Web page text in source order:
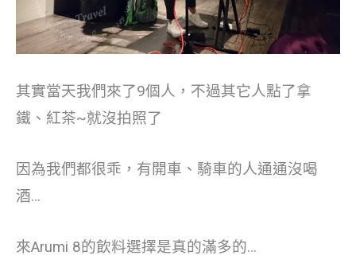
其實當天我們來了9個人，不過其它人點了拿
鐵、紅茶~就沒拍照了
因為我們都很乖，有開車、騎車的人通通沒喝
酒…
來Arumi 8的飲料選擇是真的滿多的…